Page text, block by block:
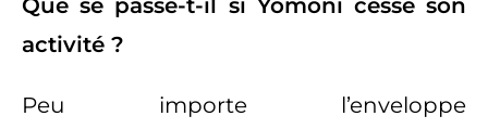
activité ?
Peu importe l’enveloppe